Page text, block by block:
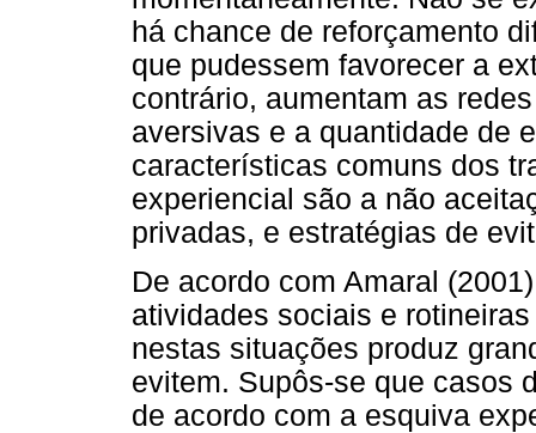
há chance de reforçamento
que pudessem favorecer a
contrário, aumentam as
aversivas e a quantidade de
características comuns dos
experiencial são a não
privadas, e estratégias de
De acordo com Amaral
atividades sociais e
nestas situações produz
evitem. Supôs-se que casos
de acordo com a esquiva